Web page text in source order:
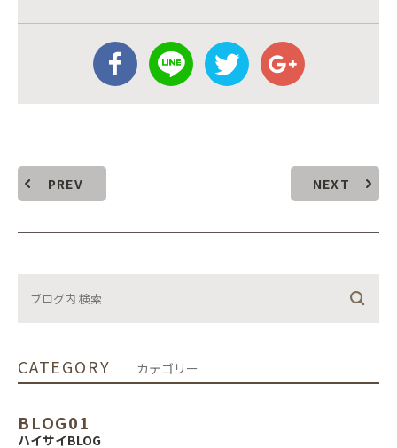
PREV NEXT
CATEGORY カテゴリー
BLOG01
ハイサイBLOG